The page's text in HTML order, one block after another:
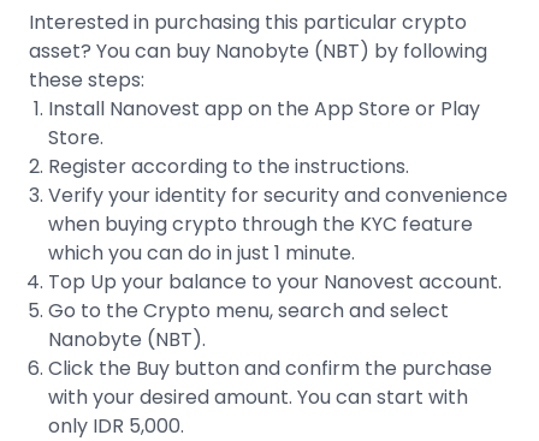
Interested in purchasing this particular crypto
asset? You can buy Nanobyte (NBT) by following
these steps:
Install Nanovest app on the App Store or Play
Store.
Register according to the instructions.
Verify your identity for security and convenience
when buying crypto through the KYC feature
which you can do in just 1 minute.
Top Up your balance to your Nanovest account.
Go to the Crypto menu, search and select
Nanobyte (NBT).
Click the Buy button and confirm the purchase
with your desired amount. You can start with
only IDR 5,000.